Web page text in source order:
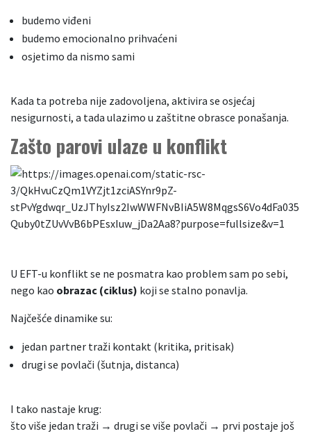
budemo viđeni
budemo emocionalno prihvaćeni
osjetimo da nismo sami
Kada ta potreba nije zadovoljena, aktivira se osjećaj
nesigurnosti, a tada ulazimo u zaštitne obrasce ponašanja.
Zašto parovi ulaze u konflikt
U EFT-u konflikt se ne posmatra kao problem sam po sebi,
nego kao obrazac (ciklus) koji se stalno ponavlja.
Najčešće dinamike su:
jedan partner traži kontakt (kritika, pritisak)
drugi se povlači (šutnja, distanca)
I tako nastaje krug:
što više jedan traži → drugi se više povlači → prvi postaje još